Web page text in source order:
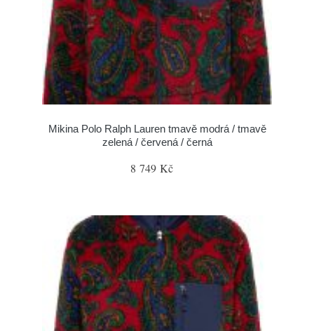
Mikina Polo Ralph Lauren tmavě modrá / tmavě
zelená / červená / černá
8 749 Kč